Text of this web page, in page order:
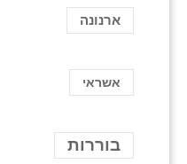
ארנונה
אשראי
בוררות